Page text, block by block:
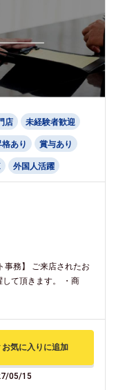
店 未経験者歓迎
あり 賞与あり
外国人活躍
事務】 ご来店されたお
て頂きます。 ・商
お気に入りに追加
05/15